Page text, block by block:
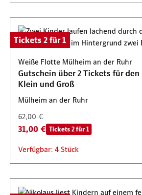
Tickets 2 für 1
Weiße Flotte Mülheim an der Ruhr
Gutschein über 2 Tickets für
Klein und Groß
Mülheim an der Ruhr
62,00 €
31,00 € Tickets 2 für 1
Verfügbar: 4 Stück